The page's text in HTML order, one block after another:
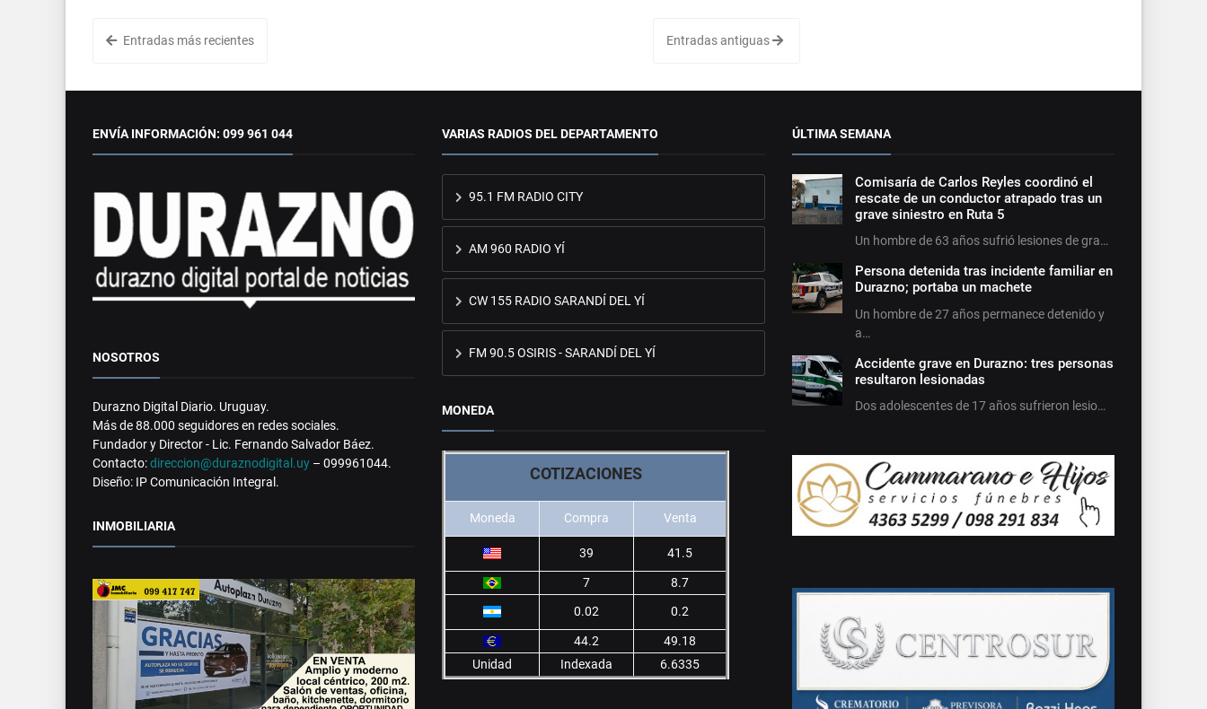
Entradas más recientes Entradas antiguas
ENVÍA INFORMACIÓN: 099 961 044
NOSOTROS
Durazno Digital Diario. Uruguay.
Más de 88.000 seguidores en redes sociales.
Fundador y Director - Lic. Fernando Salvador Báez.
Contacto:direccion@duraznodigital.uy – 099961044.
Diseño: IP Comunicación Integral.
INMOBILIARIA
VARIAS RADIOS DEL DEPARTAMENTO
95.1 FM RADIO CITY
AM 960 RADIO YÍ
CW 155 RADIO SARANDÍ DEL YÍ
FM 90.5 OSIRIS - SARANDÍ DEL YÍ
MONEDA
COTIZACIONES
Moneda Compra Venta
39 41.5
7
8.7
0.02
0.2
44.2
49.18
Unidad
Indexada 6.6335
ÚLTIMA SEMANA
Comisaría de Carlos Reyles coordinó el
rescate de un conductor atrapado tras un
grave siniestro en Ruta 5
Un hombre de 63 años sufrió lesiones de gra…
Persona detenida tras incidente familiar en
Durazno; portaba un machete
Un hombre de 27 años permanece detenido y
a…
Accidente grave en Durazno: tres personas
resultaron lesionadas
Dos adolescentes de 17 años sufrieron lesio…